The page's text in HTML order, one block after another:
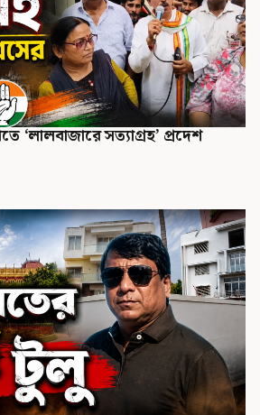
‘লালবাজারে সত্যাগ্রহ’ প্রদেশ